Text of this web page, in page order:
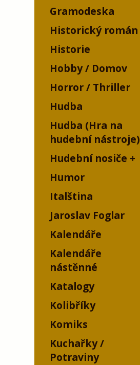
Gramodeska
Historický román
Historie
Hobby / Domov
Horror / Thriller
Hudba
Hudba (Hra na
hudební nástroje)
Hudební nosiče
Humor
Italština
Jaroslav Foglar
Kalendáře
Kalendáře
nástěnné
Katalogy
Kolibříky
Komiks
Kuchařky /
Potraviny